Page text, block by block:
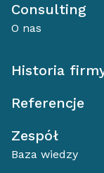
Consulting
O nas
Historia
Referencje
Zespół
Baza wiedzy